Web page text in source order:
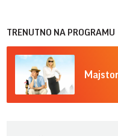
TRENUTNO NA PROGRAMU